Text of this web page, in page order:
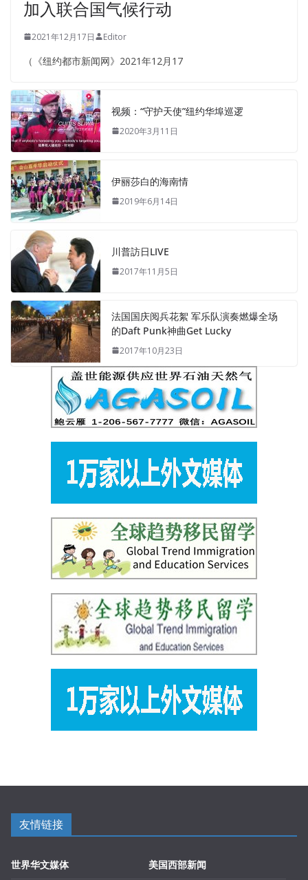
加入联合国气候行动
2021年12月17日 Editor
（《纽约都市新闻网》2021年12月17
视频：“守护天使”纽约华埠巡逻
2020年3月11日
伊丽莎白的海南情
2019年6月14日
川普訪日LIVE
2017年11月5日
法国国庆阅兵花絮 军乐队演奏燃爆全场
的Daft Punk神曲Get Lucky
2017年10月23日
友情链接
世界华文媒体 美国西部新闻